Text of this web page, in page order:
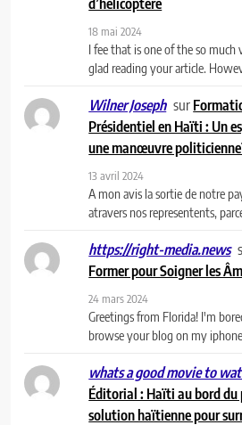
18 mai 2024
I fee that is one of the so
glad reading your article.
Wilner Joseph sur
Présidentiel en Haïti : Un
une manœuvre
13 avril 2024
A mon avis la sortie de notre
atravers nos representents,
https://right-media.news
Former pour Soigner les
24 mars 2024
Greetings from Florida! I'm
browse your blog on my
whats a good movie to
Éditorial : Haïti au bord du
solution haïtienne pour